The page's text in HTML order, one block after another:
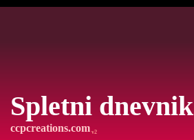
Spletni dnevnik
ccpcreations.com v2